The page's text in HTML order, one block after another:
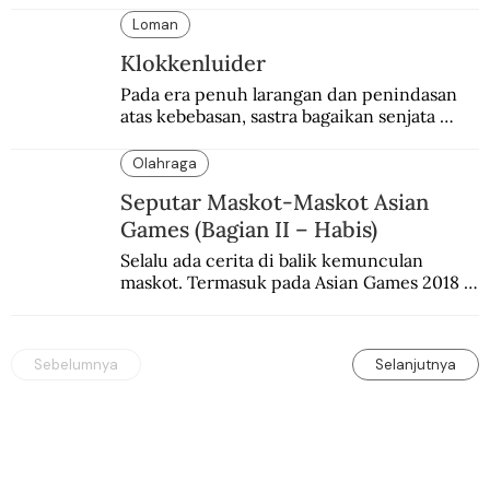
Loman
Klokkenluider
Pada era penuh larangan dan penindasan
atas kebebasan, sastra bagaikan senjata
Olahraga
Seputar Maskot-Maskot Asian
Games (Bagian II – Habis)
Selalu ada cerita di balik kemunculan
maskot. Termasuk pada Asian Games 2018
Sebelumnya Selanjutnya